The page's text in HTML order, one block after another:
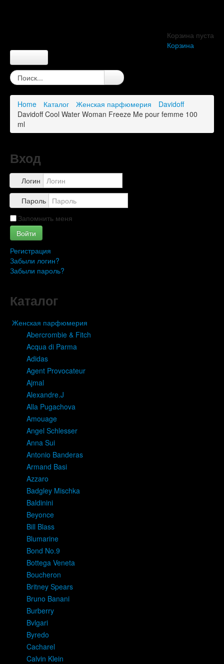
Корзина пуста
Корзина
Главная
О нас
Правила
Доставка
Обзоры
Home Каталог Женская парфюмерия
Davidoff
Davidoff Cool Water Woman Freeze Me pour femme 100
ml
Вход
Логин
Пароль
Запомнить меня
Войти
Регистрация
Забыли логин?
Забыли пароль?
Каталог
Женская парфюмерия
Abercrombie & Fitch
Acqua di Parma
Adidas
Agent Provocateur
Ajmal
Alexandre.J
Alla Pugachova
Amouage
Angel Schlesser
Anna Sui
Antonio Banderas
Armand Basi
Azzaro
Badgley Mischka
Baldinini
Beyonce
Bill Blass
Blumarine
Bond No.9
Bottega Veneta
Boucheron
Britney Spears
Bruno Banani
Burberry
Bvlgari
Byredo
Cacharel
Calvin Klein